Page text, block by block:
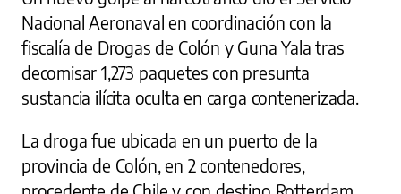
Nacional Aeronaval en coordinación con la
fiscalía de Drogas de Colón y Guna Yala tras
decomisar 1,273 paquetes con presunta
sustancia ilícita oculta en carga contenerizada.
La droga fue ubicada en un puerto de la
provincia de Colón, en 2 contenedores,